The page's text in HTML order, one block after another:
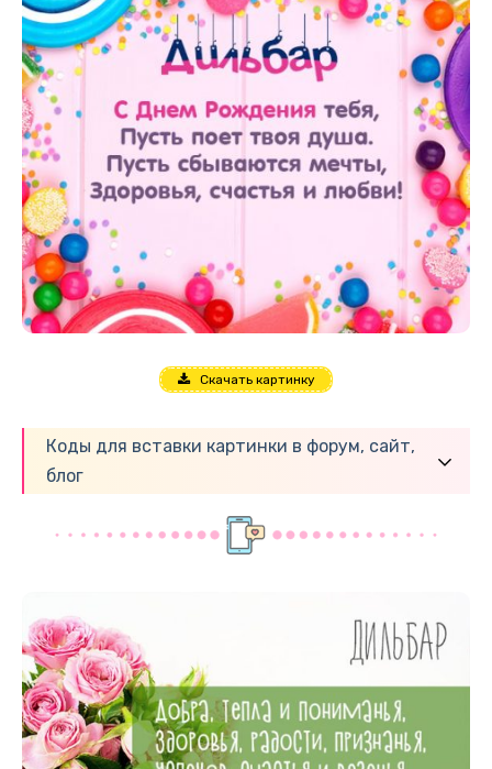
Скачать картинку
Коды для вставки картинки в форум, сайт,
блог